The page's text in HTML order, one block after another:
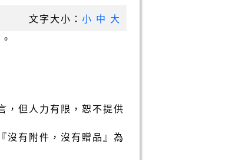
文字大小： 小 中 大
，但人力有限，恕不提供
沒有附件，沒有贈品』為